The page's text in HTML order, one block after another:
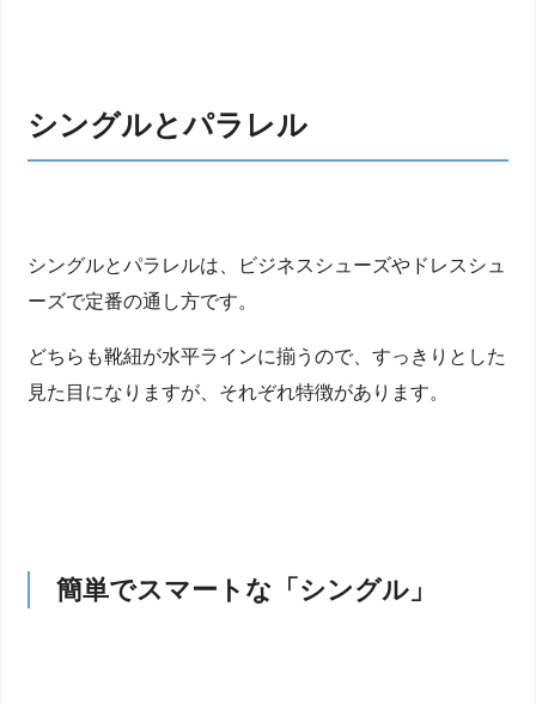
シングルとパラレル
シングルとパラレルは、ビジネスシューズやドレスシュ
ーズで定番の通し方です。
どちらも靴紐が水平ラインに揃うので、すっきりとした
見た目になりますが、それぞれ特徴があります。
簡単でスマートな「シングル」